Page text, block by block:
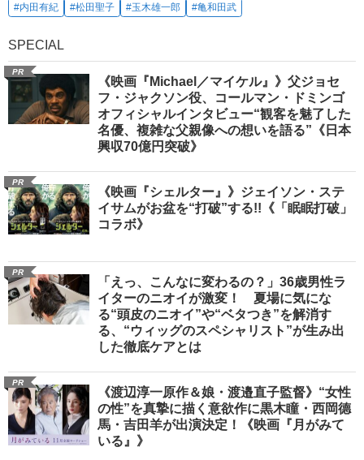
#内田有紀
#松田聖子 #玉木雄一郎 #亀和田武
SPECIAL
PR
《映画『Michael／マイケル』》父ジョセ
フ・ジャクソン役、コールマン・ドミンゴ
オフィシャルインタビュー“観客を魅了した
名優、複雑な父親像への想いを語る”《日本
興収70億円突破》
PR
《映画『シェルター』》ジェイソン・ステ
イサムがお盆を“打破”する!!《「眠眠打破」
コラボ》
PR
「えっ、こんなに変わるの？」36歳男性ラ
イターのニオイが激変！ 夏場に気にな
る“頭皮のニオイ”や“ベタつき”を解消す
る、“ウィッグのスペシャリスト”が生み出
した徹底ケアとは
PR
《渡辺淳一原作＆娘・渡邉直子監督》“女性
の性”を真摯に描く意欲作に黒木瞳・西岡德
馬・吉田羊が出演決定！《映画『月がみて
いる』》